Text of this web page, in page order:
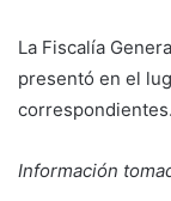
La Fiscalía
presentó en el
correspondientes.
Información